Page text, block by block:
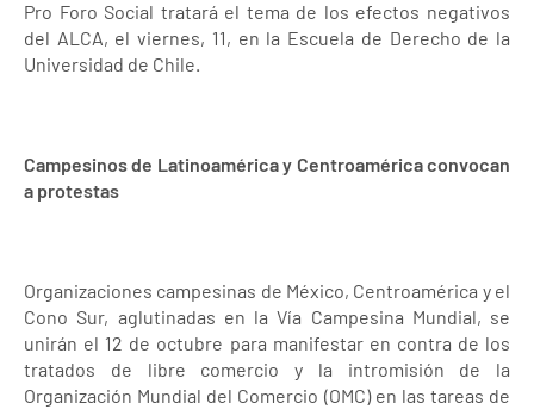
Pro Foro Social tratará el tema de los efectos negativos
del ALCA, el viernes, 11, en la Escuela de Derecho de la
Universidad de Chile.
Campesinos de Latinoamérica y Centroamérica convocan
a protestas
Organizaciones campesinas de México, Centroamérica y el
Cono Sur, aglutinadas en la Vía Campesina Mundial, se
unirán el 12 de octubre para manifestar en contra de los
tratados de libre comercio y la intromisión de la
Organización Mundial del Comercio (OMC) en las tareas de